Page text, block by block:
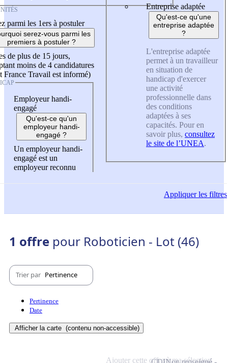
parmi les 1ers à postuler
serez-vous parmi les
premiers à postuler ?
de plus de 15 jours,
moins de 4 candidatures
France Travail est informé)
Employeur handi-
engagé
Qu'est-ce qu'un
employeur handi-
engagé ?
Un employeur handi-
engagé est un
employeur reconnu
Entreprise adaptée
Qu'est-ce qu'une
entreprise adaptée
?
L'entreprise adaptée
permet à un travailleur
en situation de
handicap d'exercer
une activité
professionnelle dans
des conditions
adaptées à ses
capacités. Pour en
savoir plus, consultez
le site de l’UNEA.
Appliquerles filtres
1 offre pour Roboticien - Lot (46)
Trier par Pertinence
Pertinence
Date
Afficher la carte (contenu non-accessible)
Ajouter cette offre à ma sélection